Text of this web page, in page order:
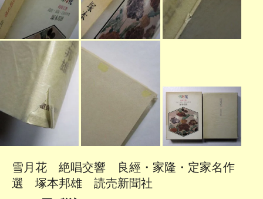
雪月花 絶唱交響 良經・家隆・定家名作
選 塚本邦雄 読売新聞社